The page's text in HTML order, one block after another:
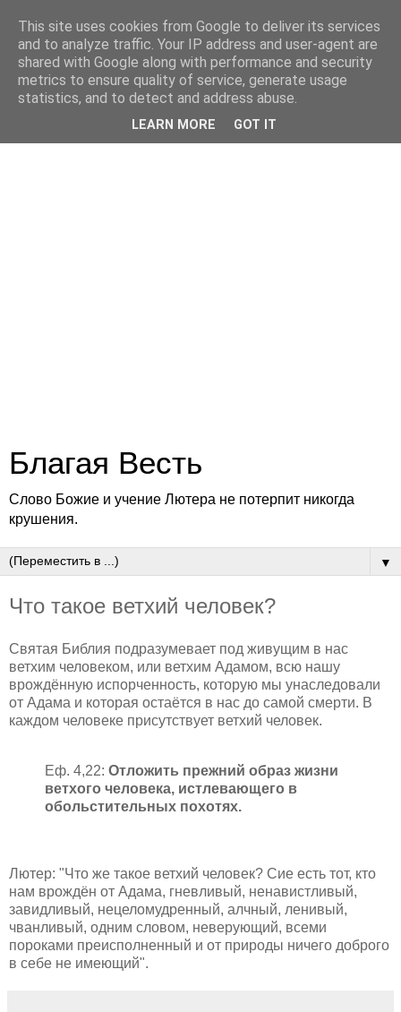
Благая Весть
Слово Божие и учение Лютера не потерпит никогда
крушения.
▼
Что такое ветхий человек?
Святая Библия подразумевает под живущим в нас
ветхим человеком, или ветхим Адамом, всю нашу
врождённую испорченность, которую мы унаследовали
от Адама и которая остаётся в нас до самой смерти. В
каждом человеке присутствует ветхий человек.
Еф. 4,22: Отложить прежний образ жизни
ветхого человека, истлевающего в
обольстительных похотях.
Лютер: "Что же такое ветхий человек? Сие есть тот, кто
нам врождён от Адама, гневливый, ненавистливый,
завидливый, нецеломудренный, алчный, ленивый,
чванливый, одним словом, неверующий, всеми
пороками преисполненный и от природы ничего доброго
в себе не имеющий".
This site uses cookies from Google to deliver its services
and to analyze traffic. Your IP address and user-agent are
shared with Google along with performance and security
metrics to ensure quality of service, generate usage
statistics, and to detect and address abuse.
LEARN MORE GOT IT